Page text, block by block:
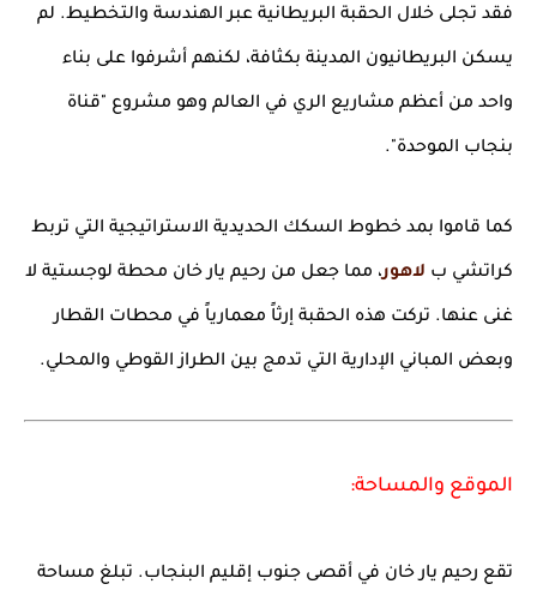
فقد تجلى خلال الحقبة البريطانية عبر الهندسة والتخطيط. لم
يسكن البريطانيون المدينة بكثافة، لكنهم أشرفوا على بناء
واحد من أعظم مشاريع الري في العالم وهو مشروع "قناة
بنجاب الموحدة".
كما قاموا بمد خطوط السكك الحديدية الاستراتيجية التي تربط
كراتشي ب لاهور، مما جعل من رحيم يار خان محطة لوجستية لا
غنى عنها. تركت هذه الحقبة إرثاً معمارياً في محطات القطار
وبعض المباني الإدارية التي تدمج بين الطراز القوطي والمحلي.
الموقع والمساحة:
تقع رحيم يار خان في أقصى جنوب إقليم البنجاب. تبلغ مساحة